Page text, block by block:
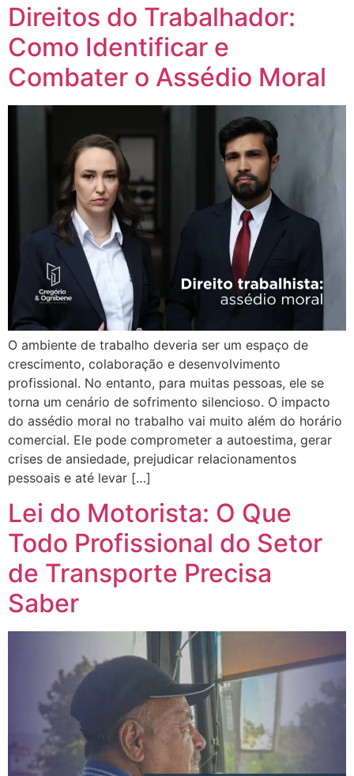
Direitos do Trabalhador:
Como Identificar e
Combater o Assédio Moral
O ambiente de trabalho deveria ser um espaço de
crescimento, colaboração e desenvolvimento
profissional. No entanto, para muitas pessoas, ele se
torna um cenário de sofrimento silencioso. O impacto
do assédio moral no trabalho vai muito além do horário
comercial. Ele pode comprometer a autoestima, gerar
crises de ansiedade, prejudicar relacionamentos
pessoais e até levar […]
Lei do Motorista: O Que
Todo Profissional do Setor
de Transporte Precisa
Saber